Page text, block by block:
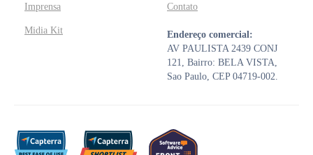
Imprensa
Midia Kit
Contato
Endereço comercial:
AV PAULISTA 2439 CONJ
121, Bairro: BELA VISTA,
Sao Paulo, CEP 04719-002.